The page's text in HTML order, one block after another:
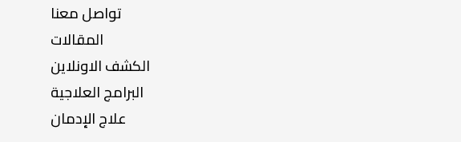
تواصل معنا
المقالات
الكشف الاونلاين
البرامج العلاجية
علاج الإدمان